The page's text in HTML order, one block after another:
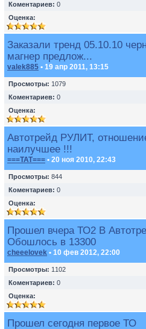
Коментариев: 0
Оценка:
Заказали тренд 05.10.10
магнер предлож...
valek885 • 19 апр 2011, 13:15
Просмотры: 1079
Коментариев: 0
Оценка:
Автотрейд РУЛИТ,
наилучшее !!!
===TAT=== • 20 ноя 2010, 22:43
Просмотры: 844
Коментариев: 0
Оценка:
Прошел вчера ТО2 В
Обошлось в 13300
cheeelovek • 10 фев 2012, 22:00
Просмотры: 1102
Коментариев: 0
Оценка:
Прошел сегодня первое ТО